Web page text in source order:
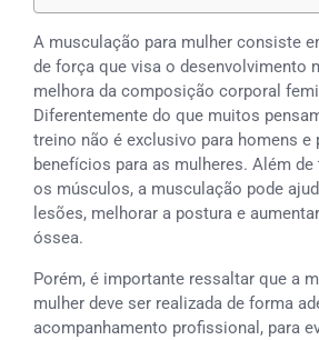
A musculação para mulher consiste
de força que visa o desenvolvimento
melhora da composição corporal
Diferentemente do que muitos
treino não é exclusivo para homens e
benefícios para as mulheres. Além
os músculos, a musculação pode
lesões, melhorar a postura e
óssea.
Porém, é importante ressaltar que a
mulher deve ser realizada de forma
acompanhamento profissional, para